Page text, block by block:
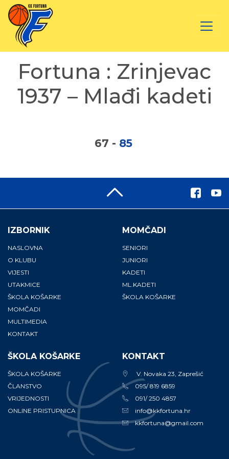
Fortuna : Zrinjevac
1937 – Mlađi kadeti
67 - 85
IZBORNIK
NASLOVNA
O KLUBU
VIJESTI
UTAKMICE
ŠKOLA KOŠARKE
MOMČADI
MULTIMEDIA
KONTAKT
MOMČADI
SENIORI
JUNIORI
KADETI
ML.KADETI
ŠKOLA KOŠARKE
ŠKOLA KOŠARKE
ŠKOLA KOŠARKE
ČLANSTVO
VRIJEDNOSTI
ONLINE PRISTUPNICA
KONTAKT
V. Novaka 23, Zaprešić
095/ 819 6859
091/ 250 4857
info@kkfortuna.hr
kkfortuna@gmail.com